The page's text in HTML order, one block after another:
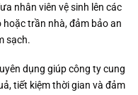
nhân viên vệ sinh lên các
trần nhà, đảm bảo an
sạch.
dụng giúp công ty cung
tiết kiệm thời gian và đảm